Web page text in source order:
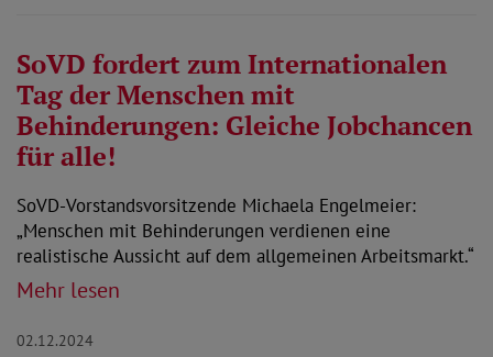
SoVD fordert zum Internationalen
Tag der Menschen mit
Behinderungen: Gleiche Jobchancen
für alle!
SoVD-Vorstandsvorsitzende Michaela Engelmeier:
„Menschen mit Behinderungen verdienen eine
realistische Aussicht auf dem allgemeinen Arbeitsmarkt.“
Mehr lesen
02.12.2024